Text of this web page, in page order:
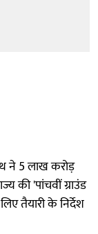
ने 5 लाख करोड़
की 'पांचवीं ग्राउंड
तैयारी के निर्देश